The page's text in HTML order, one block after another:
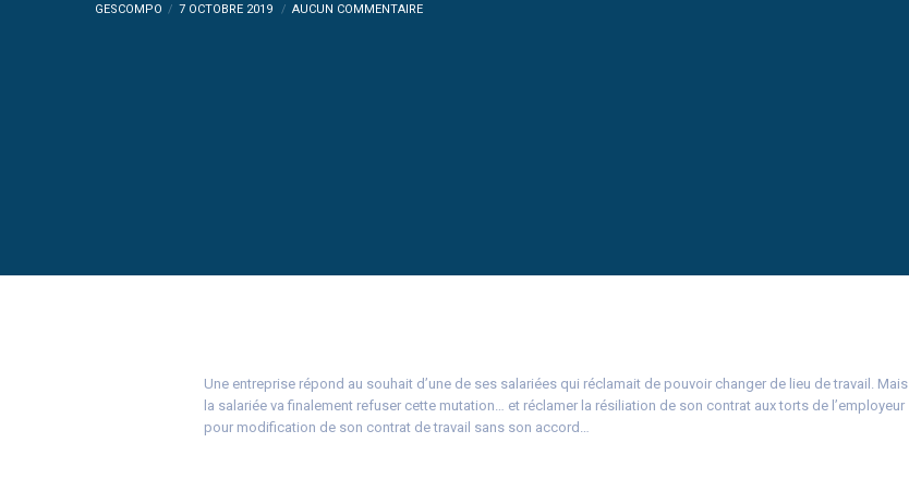
GESCOMPO 7 OCTOBRE 2019 AUCUN COMMENTAIRE
Une entreprise répond au souhait d’une de ses salariées qui réclamait de pouvoir changer de lieu de travail. Mais
la salariée va finalement refuser cette mutation… et réclamer la résiliation de son contrat aux torts de l’employeur
pour modification de son contrat de travail sans son accord…